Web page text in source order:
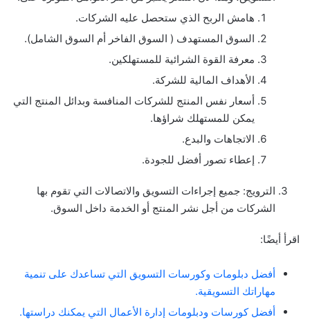
هامش الربح الذي ستحصل عليه الشركات.
السوق المستهدف ( السوق الفاخر أم السوق الشامل).
معرفة القوة الشرائية للمستهلكين.
الأهداف المالية للشركة.
أسعار نفس المنتج للشركات المنافسة وبدائل المنتج التي
يمكن للمستهلك شراؤها.
الاتجاهات والبدع.
إعطاء تصور أفضل للجودة.
الترويج: جميع إجراءات التسويق والاتصالات التي تقوم بها
الشركات من أجل نشر المنتج أو الخدمة داخل السوق.
اقرأ أيضًا:
أفضل دبلومات وكورسات التسويق التي تساعدك على تنمية
مهاراتك التسويقية.
أفضل كورسات ودبلومات إدارة الأعمال التي يمكنك دراستها.